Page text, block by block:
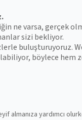
ne varsa, gerçek
sizi bekliyor.
buluşturuyoruz.
böylece hem
almanıza yardımcı